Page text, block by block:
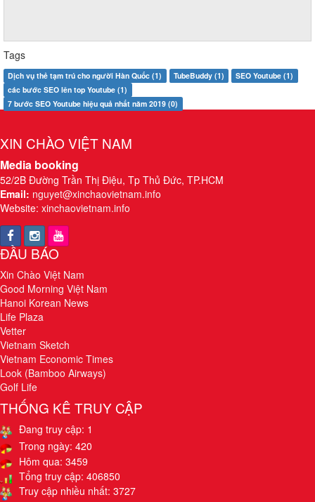
Tags
Dịch vụ thẻ tạm trú cho người Hàn Quốc (1) TubeBuddy (1)
SEO Youtube (1)
các bước SEO lên top Youtube (1)
7 bước SEO Youtube hiệu quả nhất năm 2019 (0)
XIN CHÀO VIỆT NAM
Media booking
52/2B Đường Trần Thị Điệu, Tp Thủ Đức, TP.HCM
Email: nguyet@xinchaovietnam.info
Website: xinchaovietnam.info
ĐẦU BÁO
Xin Chào Việt Nam
Good Morning Việt Nam
Hanoi Korean News
Life Plaza
Vetter
Vietnam Sketch
Vietnam Economic Times
Look (Bamboo Airways)
Golf Life
THỐNG KÊ TRUY CẬP
Đang truy cập: 1
Trong ngày: 420
Hôm qua: 3459
Tổng truy cập: 406850
Truy cập nhiều nhất: 3727